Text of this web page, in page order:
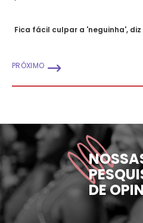
Fica fácil culpar a 'neguinha',
PRÓXIMO
DE